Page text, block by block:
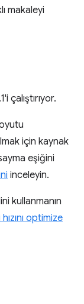
makaleyi
çalıştırıyor.
için kaynak
eşiğini
inceleyin.
kullanmanın
optimize